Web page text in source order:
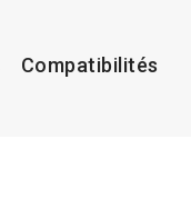
Compatibilités